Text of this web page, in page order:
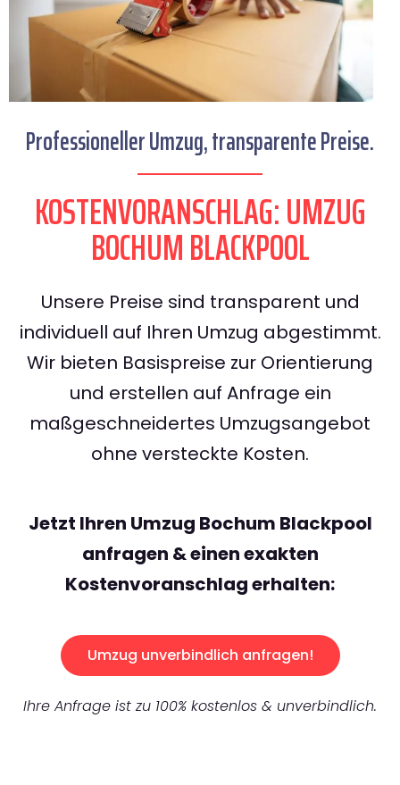
Professioneller Umzug, transparente Preise.
KOSTENVORANSCHLAG: UMZUG
BOCHUM BLACKPOOL
Unsere Preise sind transparent und
individuell auf Ihren Umzug abgestimmt.
Wir bieten Basispreise zur Orientierung
und erstellen auf Anfrage ein
maßgeschneidertes Umzugsangebot
ohne versteckte Kosten.
Jetzt Ihren Umzug Bochum Blackpool
anfragen & einen exakten
Kostenvoranschlag erhalten:
Umzug unverbindlich anfragen!
Ihre Anfrage ist zu 100% kostenlos & unverbindlich.